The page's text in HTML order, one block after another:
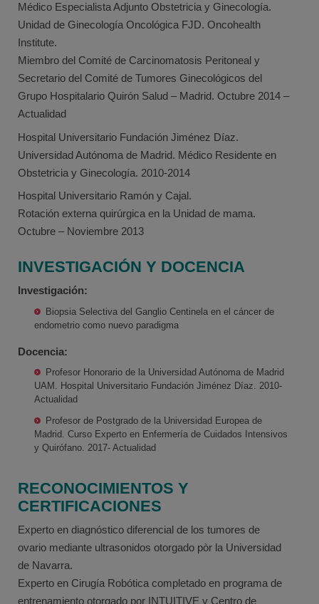
Médico Especialista Adjunto Obstetricia y Ginecología.
Unidad de Ginecología Oncológica FJD. Oncohealth
Institute.
Miembro del Comité de Carcinomatosis Peritoneal y
Secretario del Comité de Tumores Ginecológicos del
Grupo Hospitalario Quirón Salud – Madrid. Octubre 2014 –
Actualidad
Hospital Universitario Fundación Jiménez Díaz.
Universidad Autónoma de Madrid. Médico Residente en
Obstetricia y Ginecología. 2010-2014
Hospital Universitario Ramón y Cajal.
Rotación externa quirúrgica en la Unidad de mama.
Octubre – Noviembre 2013
INVESTIGACIÓN Y DOCENCIA
Investigación:
Biopsia Selectiva del Ganglio Centinela en el cáncer de
endometrio como nuevo paradigma
Docencia:
Profesor Honorario de la Universidad Autónoma de Madrid
UAM. Hospital Universitario Fundación Jiménez Díaz. 2010-
Actualidad
Profesor de Postgrado de la Universidad Europea de
Madrid. Curso Experto en Enfermería de Cuidados Intensivos
y Quirófano. 2017- Actualidad
RECONOCIMIENTOS Y
CERTIFICACIONES
Experto en diagnóstico diferencial de los tumores de
ovario mediante ultrasonidos otorgado pòr la Universidad
de Navarra.
Experto en Cirugía Robótica completado en programa de
entrenamiento otorgado por INTUITIVE y Centro de